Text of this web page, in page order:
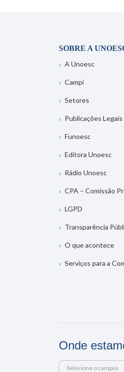
SOBRE A
A Unoesc
Campi
Setores
Publicações Legais
Funoesc
Editora Unoesc
Rádio Unoesc
CPA – Comissão
LGPD
Transparência
O que acontece
Serviços para a
Onde
Selecione o campus